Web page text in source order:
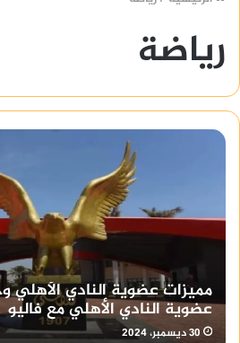
رياضة
مميزات عضوية النادي
عضوية النادي الأهلي مع فاليو
30 ديسمبر، 2024